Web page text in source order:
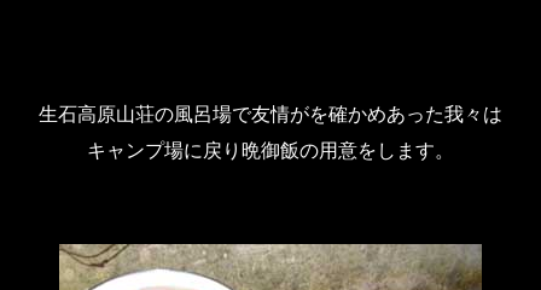
生石高原山荘の風呂場で友情がを確かめあった我々は
キャンプ場に戻り晩御飯の用意をします。